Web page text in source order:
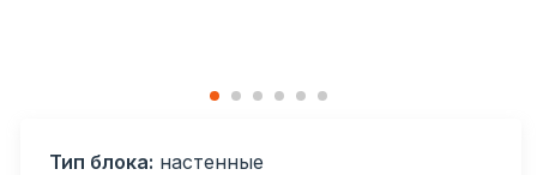
Тип блока: настенные